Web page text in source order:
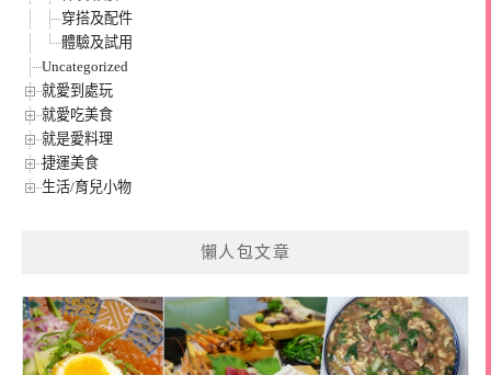
穿搭及配件
體驗及試用
Uncategorized
就愛到處玩
就愛吃美食
就是愛料理
捷運美食
生活/育兒小物
懶人包文章